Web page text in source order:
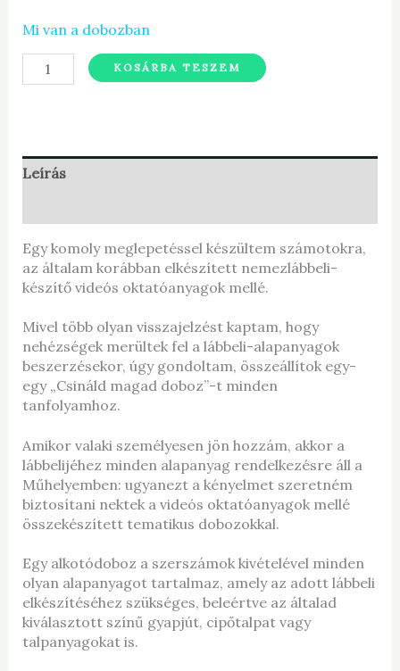
Mi van a dobozban
KOSÁRBA TESZEM
Leírás
Egy komoly meglepetéssel készültem számotokra,
az általam korábban elkészített nemezlábbeli-
készítő videós oktatóanyagok mellé.
Mivel több olyan visszajelzést kaptam, hogy
nehézségek merültek fel a lábbeli-alapanyagok
beszerzésekor, úgy gondoltam, összeállítok egy-
egy „Csináld magad doboz”-t minden
tanfolyamhoz.
Amikor valaki személyesen jön hozzám, akkor a
lábbelijéhez minden alapanyag rendelkezésre áll a
Műhelyemben: ugyanezt a kényelmet szeretném
biztosítani nektek a videós oktatóanyagok mellé
összekészített tematikus dobozokkal.
Egy alkotódoboz a szerszámok kivételével minden
olyan alapanyagot tartalmaz, amely az adott lábbeli
elkészítéséhez szükséges, beleértve az általad
kiválasztott színű gyapjút, cipőtalpat vagy
talpanyagokat is.